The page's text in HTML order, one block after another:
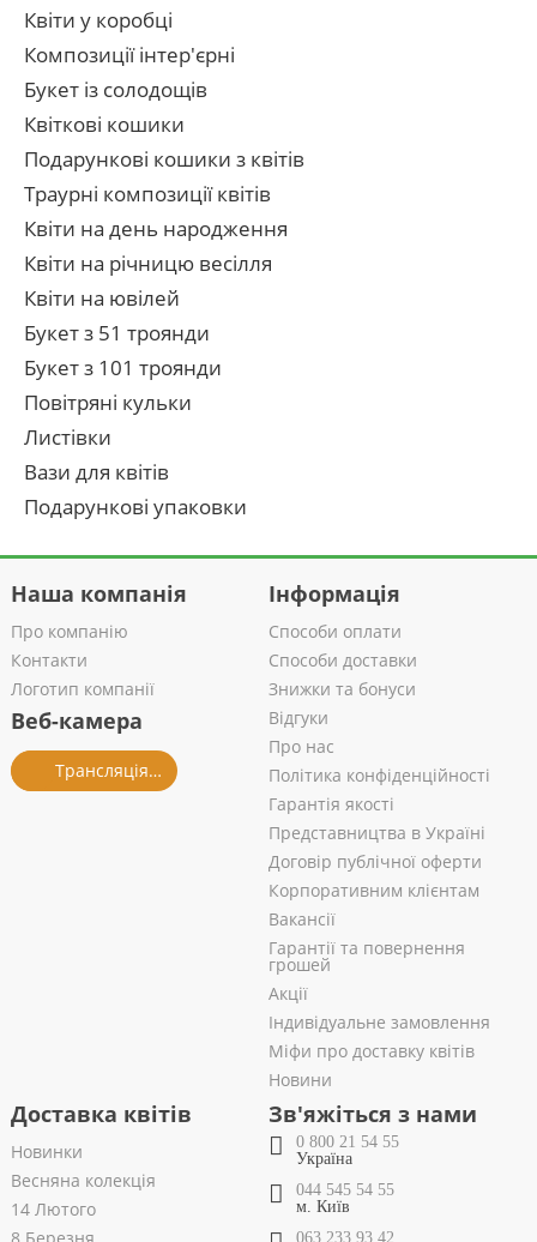
Квіти у коробці
Композиції інтер'єрні
Букет із солодощів
Квіткові кошики
Подарункові кошики з квітів
Траурні композиції квітів
Квіти на день народження
Квіти на річницю весілля
Квіти на ювілей
Букет з 51 троянди
Букет з 101 троянди
Повітряні кульки
Листівки
Вази для квітів
Подарункові упаковки
Наша компанія
Про компанію
Контакти
Логотип компанії
Веб-камера
Трансляція із салону
Інформація
Способи оплати
Способи доставки
Знижки та бонуси
Відгуки
Про нас
Політика конфіденційності
Гарантія якості
Представництва в Україні
Договір публічної оферти
Корпоративним клієнтам
Вакансії
Гарантії та повернення
грошей
Акції
Індивідуальне замовлення
Міфи про доставку квітів
Новини
Доставка квітів
Новинки
Весняна колекція
14 Лютого
Зв'яжіться з нами
0 800 21 54 55
Україна
044 545 54 55
м. Київ
063 233 93 42